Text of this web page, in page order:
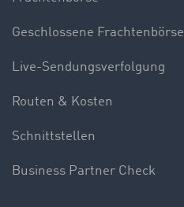
Geschlossene Frachtenbörse
Live-Sendungsverfolgung
Routen & Kosten
Schnittstellen
Business Partner Check